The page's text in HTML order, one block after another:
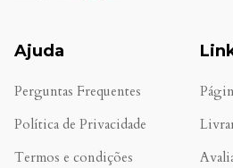
Ajuda
Perguntas Frequentes
Política de Privacidade
Termos e condições